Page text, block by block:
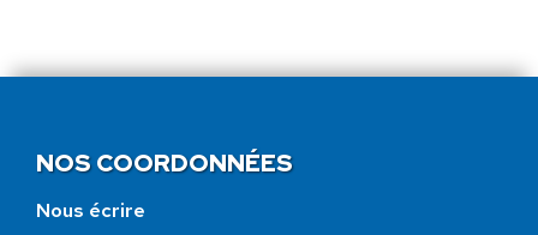
NOS COORDONNÉES
Nous écrire